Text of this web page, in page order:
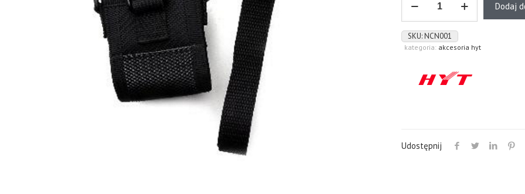
Pokrowiec
Dodaj
SKU:NCN001
kategoria: akcesoria hyt
Udostępnij